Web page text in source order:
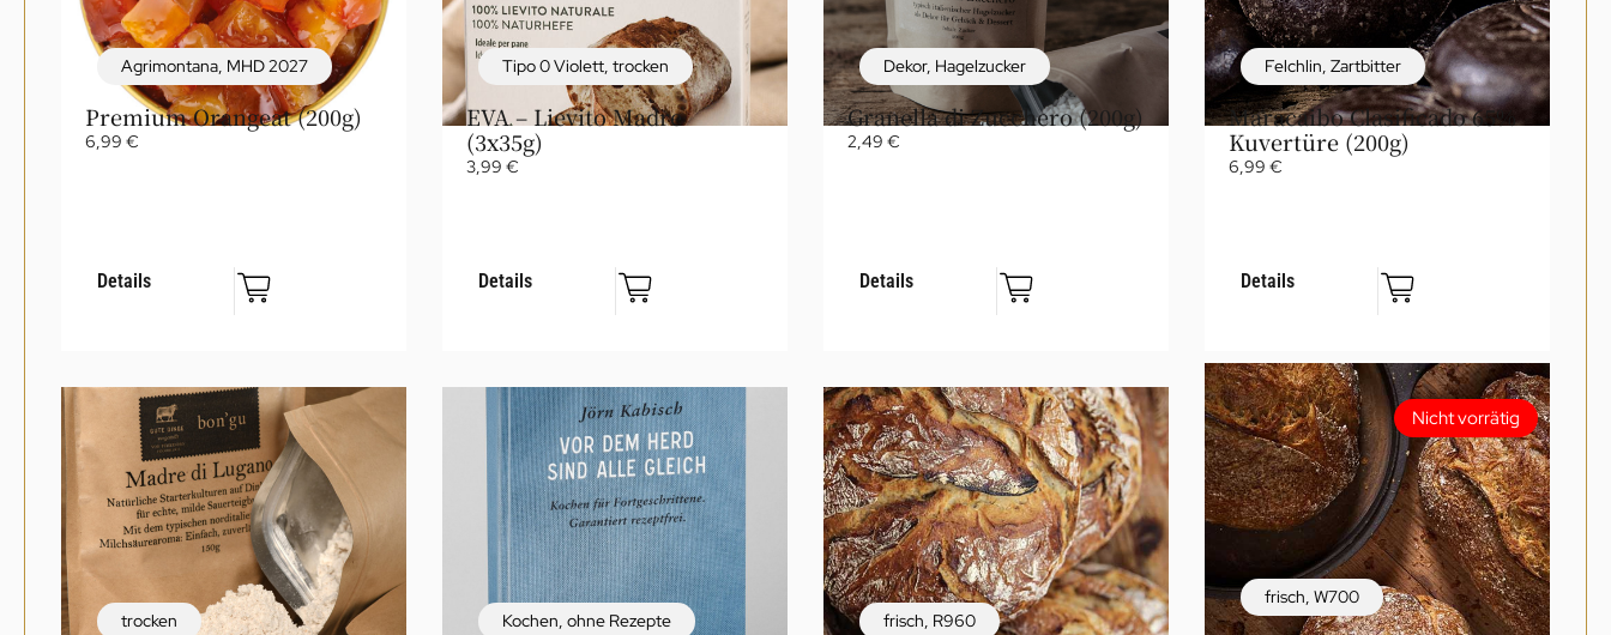
Agrimontana, MHD 2027
Premium Orangeat (200g)
6,99 €
Details
Tipo 0 Violett, trocken
EVA – Lievito Madre
(3x35g)
3,99 €
Details
Dekor, Hagelzucker
Granella di Zucchero (200g)
2,49 €
Details
Felchlin, Zartbitter
Maracaibo Clasificado 65%
Kuvertüre (200g)
6,99 €
Details
trocken Kochen, ohne Rezepte frisch, R960
Nicht vorrätig
frisch, W700